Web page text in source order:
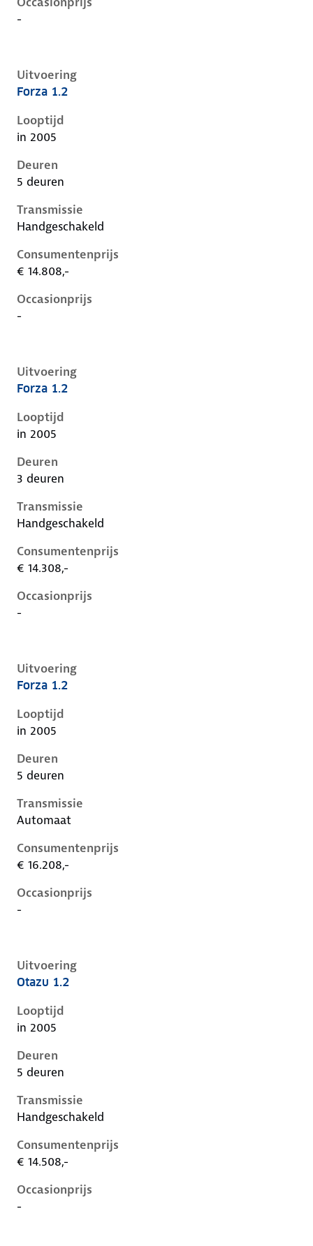
-
Uitvoering
Nissan Micra iii-k12-1e-facelift, 1.2, 59 kW, Benzine,
Forza 1.2
Looptijd
in 2005
Deuren
5 deuren
Transmissie
Handgeschakeld
Consumentenprijs
€ 14.808,-
Occasionprijs
-
Uitvoering
Nissan Micra iii-k12-1e-facelift, 1.2, 59 kW, Benzine,
Forza 1.2
Looptijd
in 2005
Deuren
3 deuren
Transmissie
Handgeschakeld
Consumentenprijs
€ 14.308,-
Occasionprijs
-
Uitvoering
Nissan Micra iii-k12-1e-facelift, 1.2, 59 kW, Benzine,
Forza 1.2
Looptijd
in 2005
Deuren
5 deuren
Transmissie
Automaat
Consumentenprijs
€ 16.208,-
Occasionprijs
-
Uitvoering
Nissan Micra iii-k12-1e-facelift, 1.2, 59 kW, Benzine,
Otazu 1.2
Looptijd
in 2005
Deuren
5 deuren
Transmissie
Handgeschakeld
Consumentenprijs
€ 14.508,-
Occasionprijs
-